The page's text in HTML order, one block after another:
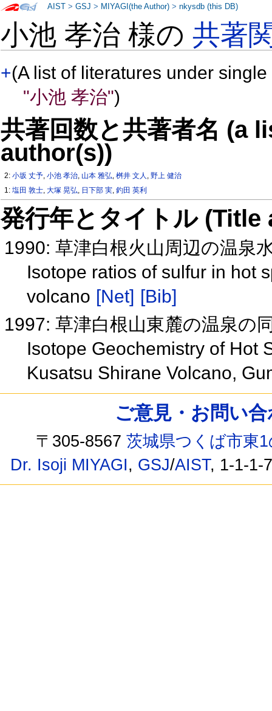
小池 孝治 様の共著
+(A list of literatures under
"小池 孝治")
共著回数と共著者名 (a
author(s))
2:小坂 丈予,小池 孝治, 山本 雅弘,桝井 文人 ,野上 健治
1:塩田 敦士,大塚 晃弘, 日下部 実,釣田 英利
発行年とタイトル
1990: 草津白根火山周辺の温泉
Isotope ratios of sulfur in hot
volcano [Net] [Bib]
1997: 草津白根山東麓の温泉の
Isotope Geochemistry of Hot
Kusatsu Shirane Volcano,
AIST >GSJ > MIYAGI(the Author) >nkysdb (this DB)
ご意見・お問い
〒305-8567茨城県つくば市東
Dr. Isoji MIYAGI, GSJ/AIST, 1-1-1-